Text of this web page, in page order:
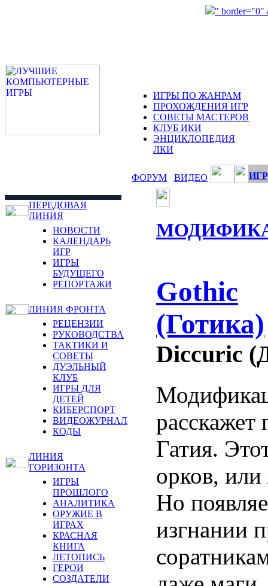
" border="0"
ИГРЫ ПО ЖАНРАМ
ПРОХОЖДЕНИЯ ИГР
СОВЕТЫ МАСТЕРОВ
КЛУБ ИКИ
ЭНЦИКЛОПЕДИЯ
ЛКИ
ФОРУМ ВИДЕО
ПЕРЕДОВАЯ
ЛИНИЯ
НОВОСТИ
КАЛЕНДАРЬ
ИГР
ИГРЫ
БУДУЩЕГО
РЕПОРТАЖИ
ЛИНИЯ ФРОНТА
РЕЦЕНЗИИ
РУКОВОДСТВА
ТАКТИКИ И
СОВЕТЫ
ДУЭЛЬНЫЙ
КЛУБ
ИГРЫ ДЛЯ
ДЕТЕЙ
КИБЕРСПОРТ
ВИДЕОЖУРНАЛ
КОДЫ
ЛИНИЯ
ГОРИЗОНТА
ИГРЫ
ПРОШЛОГО
АНАЛИТИКА
ОРУЖИЕ В
ИГРАХ
КРАСНАЯ
КНИГА
ЛЕТОПИСЬ
ГЕРОИ
СОЗДАТЕЛИ
Gothic
(Готика)
Diccuric
Гатия.
орков, или
Но
изгнании